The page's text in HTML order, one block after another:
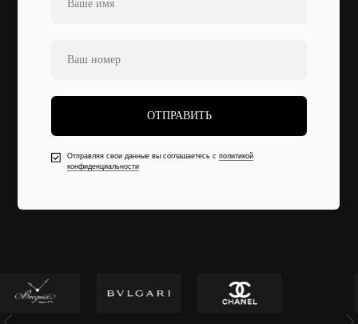
ОТПРАВИТЬ
Отправляя свои данные вы соглашаетесь с политикой
конфиденциальности